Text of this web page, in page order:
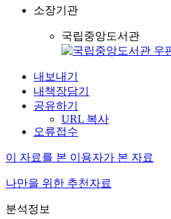
소장기관
국립중앙도서관
내보내기
내책장담기
공유하기
URL 복사
오류접수
이 자료를 본 이용자가 본 자료
나만을 위한 추천자료
분석정보